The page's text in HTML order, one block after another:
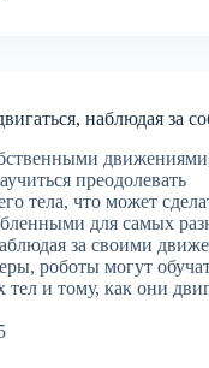
наблюдая за
преодолевать
тела, что может
для самых
за своими
роботы могут
тел и тому, как они